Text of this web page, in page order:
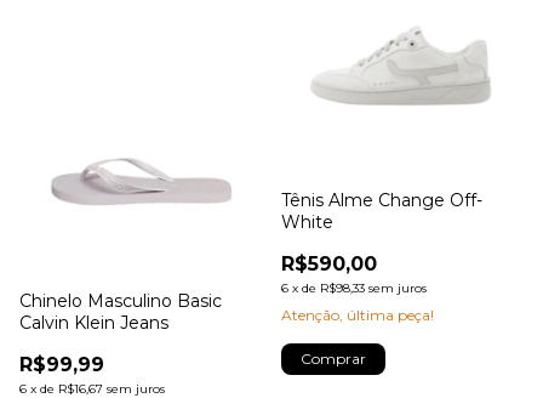
Chinelo Masculino Basic
Calvin Klein Jeans
R$99,99
6 x de R$16,67 sem juros
Tênis Alme Change Off-
White
R$590,00
6 x de R$98,33 sem juros
Atenção, última peça!
Comprar